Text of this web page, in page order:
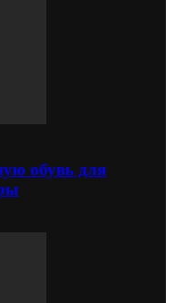
обувь для